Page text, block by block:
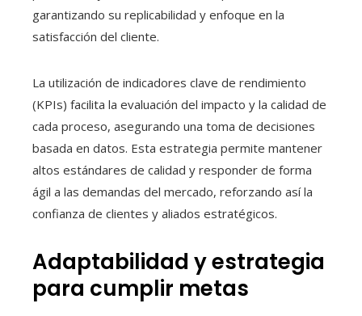
garantizando su replicabilidad y enfoque en la
satisfacción del cliente.
La utilización de indicadores clave de rendimiento
(KPIs) facilita la evaluación del impacto y la calidad de
cada proceso, asegurando una toma de decisiones
basada en datos. Esta estrategia permite mantener
altos estándares de calidad y responder de forma
ágil a las demandas del mercado, reforzando así la
confianza de clientes y aliados estratégicos.
Adaptabilidad y estrategia
para cumplir metas